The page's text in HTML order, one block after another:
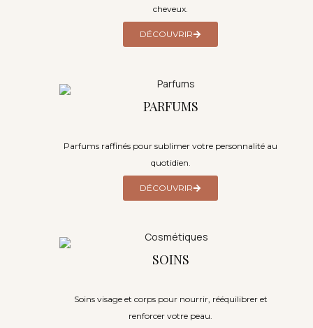
cheveux.
DÉCOUVRIR
PARFUMS
Parfums raffinés pour sublimer votre personnalité au
quotidien.
DÉCOUVRIR
SOINS
Soins visage et corps pour nourrir, rééquilibrer et
renforcer votre peau.